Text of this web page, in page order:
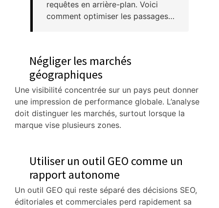
requêtes en arrière-plan. Voici
comment optimiser les passages…
Négliger les marchés
géographiques
Une visibilité concentrée sur un pays peut donner
une impression de performance globale. L’analyse
doit distinguer les marchés, surtout lorsque la
marque vise plusieurs zones.
Utiliser un outil GEO comme un
rapport autonome
Un outil GEO qui reste séparé des décisions SEO,
éditoriales et commerciales perd rapidement sa